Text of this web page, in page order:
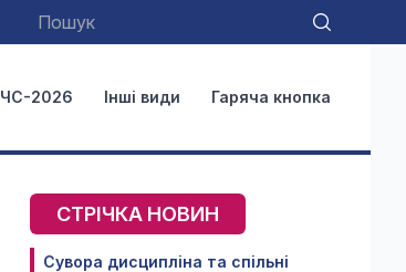
ЧС-2026 Інші види Гаряча кнопка
СТРІЧКА НОВИН
Сувора дисципліна та спільні